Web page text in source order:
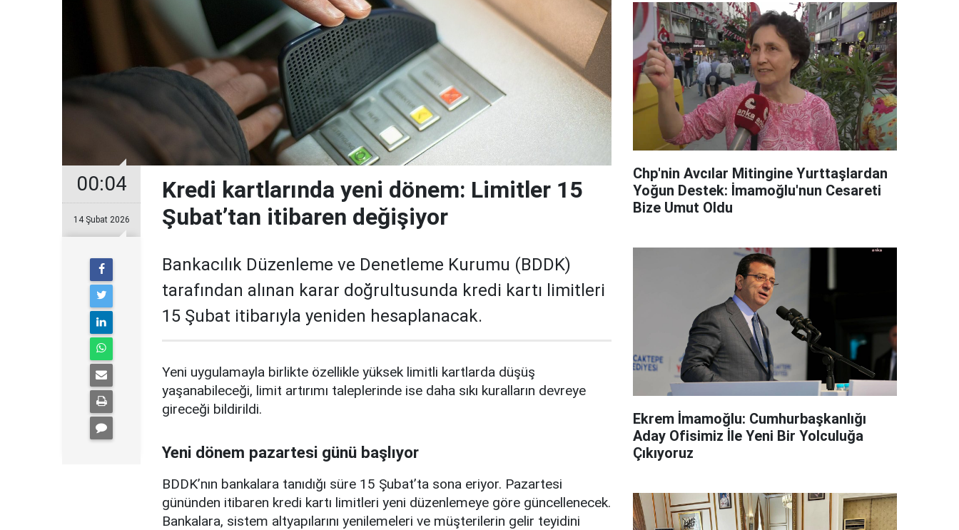
00:04
14 Şubat 2026
Kredi kartlarında yeni dönem: Limitler 15
Şubat’tan itibaren değişiyor
Bankacılık Düzenleme ve Denetleme Kurumu (BDDK)
tarafından alınan karar doğrultusunda kredi kartı limitleri
15 Şubat itibarıyla yeniden hesaplanacak.
Yeni uygulamayla birlikte özellikle yüksek limitli kartlarda düşüş
yaşanabileceği, limit artırımı taleplerinde ise daha sıkı kuralların devreye
gireceği bildirildi.
Yeni dönem pazartesi günü başlıyor
BDDK’nın bankalara tanıdığı süre 15 Şubat’ta sona eriyor. Pazartesi
gününden itibaren kredi kartı limitleri yeni düzenlemeye göre güncellenecek.
Bankalara, sistem altyapılarını yenilemeleri ve müşterilerin gelir teyidini
Chp'nin Avcılar Mitingine Yurttaşlardan
Yoğun Destek: İmamoğlu'nun Cesareti
Bize Umut Oldu
Ekrem İmamoğlu: Cumhurbaşkanlığı
Aday Ofisimiz İle Yeni Bir Yolculuğa
Çıkıyoruz